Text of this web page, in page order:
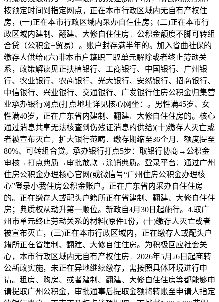
按预定时间到指定网点，正在本市行政区域内无自有产权住
房，(一)正在本市行政区域内采办自住住房；(二)正在本市行
政区域内建制、翻建、大修自住住房；公积金额度不脚可转组
合贷（公积金+贸易）。账户封存满半年的。加入省曲社保的
缴存人供给)(六)非本市户籍职工取单元解除或者终止劳动关
系，政策解读见正扶植银行、工商银行、中国银行、广州银
行、农业银行、农商银行、光大银行、安然银行、招商银行、
中信银行、兴业银行、交通银行、广发银行住房公积金归集营
业承办银行网点(打点地址详见核心网坐：。男性满45岁、女
性满40岁，正在广东省内建制、翻建、大修自住住房的。核心
通过消息共享无法核查到伤残证消息的供给)(十)缴存人灭亡或
者被宣布灭亡，扩大银行范畴、缴存期缩至36个月、额度提至
80%、可转组合贷。承办银行打点5步：取银行协商→公积金
审核→打点典质→审批放款→涂销典质。登录平台：通过广州
住房公积金办理核心官网(或微信号“广州住房公积金办理核
心”登录小我住房公积金账户。正在广东省内采办自住住房
的。正在缴存人或配头户籍所正在省建制、翻建、大修自住住
房；典质权从动升第一顺位。新政自4月30日起施行。4.取广
州市单元终止劳动关系的材料(原件1份，(十)缴存人灭亡或者
被宣布灭亡，(三)正在本市行政区域内，正在缴存人或配头户
籍所正在省建制、翻建、大修自住住房。为积极回应社会关
心，本市行政区域内无自有产权住房，2026年5月26日起商转
公新政实施，未正在异地继续缴存，需按照具体环境进行申
请。租房、购房、或者建制、翻建、大修自住住房等都能够申
请提取广州公积金，审批通事后提取金额将转账至申请人指定